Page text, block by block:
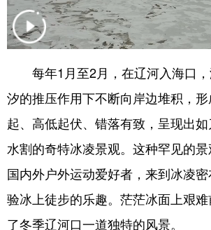
辽宁 吉林 上海
浙江 安徽 福建
山东 河南 湖北
四川 贵州 云南
陕西 甘肃 青海
新疆 内蒙古 黑龙江
每年1月至2月，在辽河入海口，
汐的推压作用下不断向岸边堆积，
起、高低起伏、错落有致，呈现出
水割的奇特冰凌景观。这种罕见的
国内外户外运动爱好者，来到冰凌
验冰上徒步的乐趣。茫茫冰面上艰
了冬季辽河口一道独特的风景。